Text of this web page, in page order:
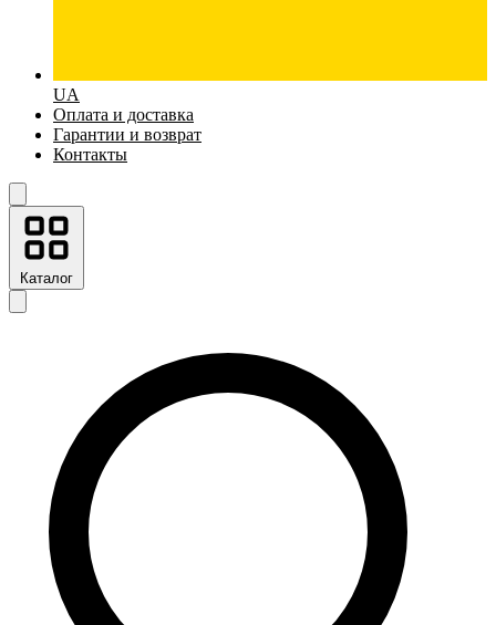
UA
Оплата и доставка
Гарантии и возврат
Контакты
Каталог